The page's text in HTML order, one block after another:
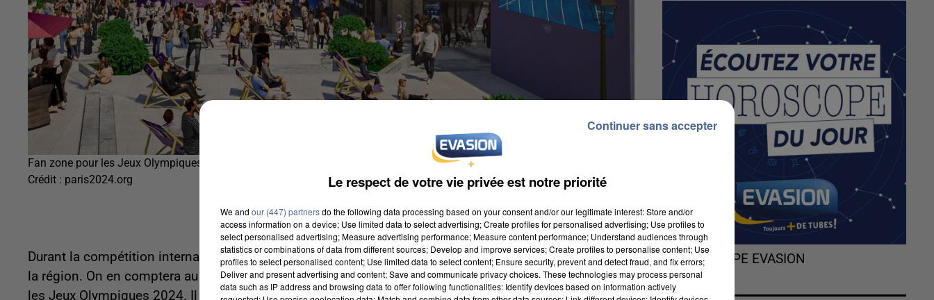
Fan zone pour les Jeux Olympiques de 2024
Crédit : paris2024.org
Durant la compétition internationale, environ 30 « zones de célébration » seront déployées dans toute
la région. On en comptera au moins deux par département, qui permettront aux spectateurs d'apprécier
les Jeux Olympiques 2024. Il s'agira de sites gratuits d'accès, avec un écran géant pour suivre la
L'HOROSCOPE EVASION
Le respect de votre vie privée est notre priorité
We and our (447) partnersdo the following data processing based on your consent and/or our legitimate interest: Store and/or
access information on a device; Use limited data to select advertising; Create profiles for personalised advertising; Use profiles to
select personalised advertising; Measure advertising performance; Measure content performance; Understand audiences through
statistics or combinations of data from different sources; Develop and improve services; Create profiles to personalise content; Use
profiles to select personalised content; Use limited data to select content; Ensure security, prevent and detect fraud, and fix errors;
Deliver and present advertising and content; Save and communicate privacy choices. These technologies may process personal
data such as IP address and browsing data to offer following functionalities: Identify devices based on information actively
Continuer sans accepter